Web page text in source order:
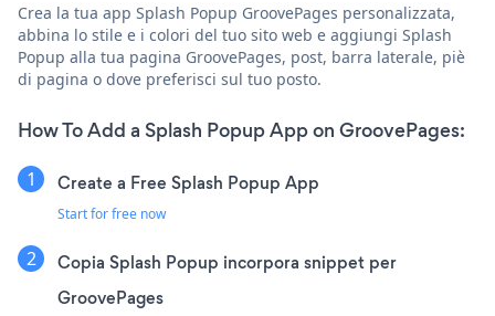
Crea la tua app Splash Popup GroovePages personalizzata,
abbina lo stile e i colori del tuo sito web e aggiungi Splash
Popup alla tua pagina GroovePages, post, barra laterale, piè
di pagina o dove preferisci sul tuo posto.
How To Add a Splash Popup App on GroovePages:
Create a Free Splash Popup App
Start for free now
Copia Splash Popup incorpora snippet per
GroovePages